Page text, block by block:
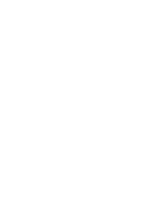
约）
）
）
）